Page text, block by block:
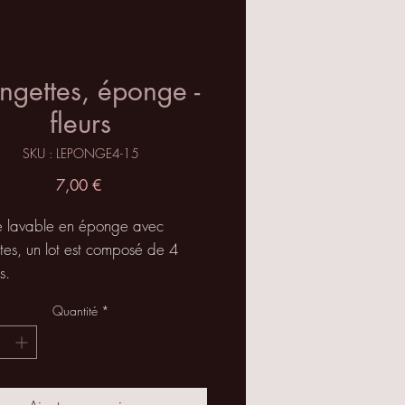
éponge -
fleurs
SKU : LEPONGE4-15
7,00 €Prix
lavable en éponge avec
un lot est composé de 4
et adoptez un nouveau style
pour se dégrader, STOP
Quantité *